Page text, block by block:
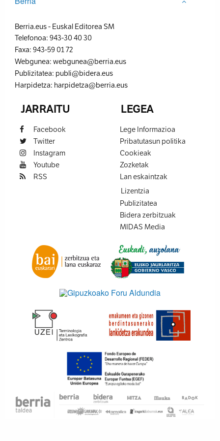
Berria.eus- Euskal Editorea SM
Telefonoa: 943-30 40 30
Faxa: 943-59 01 72
Webgunea: webgunea@berria.eus
Publizitatea: publi@bidera.eus
Harpidetza: harpidetza@berria.eus
JARRAITU
Facebook
Twitter
Instagram
Youtube
RSS
LEGEA
Lege Informazioa
Pribatutasun politika
Cookieak
Zozketak
Lan eskaintzak
Lizentzia
Publizitatea
Bidera zerbitzuak
MIDAS Media